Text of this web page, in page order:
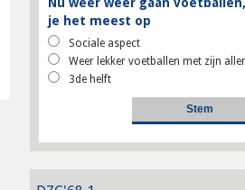
je het meest op
Sociale aspect
Weer lekker voetballen met zijn
3de helft